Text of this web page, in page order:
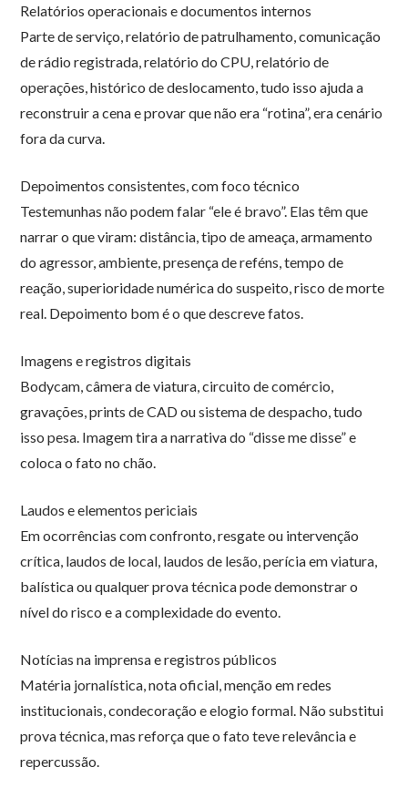
Relatórios operacionais e documentos internos
Parte de serviço, relatório de patrulhamento, comunicação
de rádio registrada, relatório do CPU, relatório de
operações, histórico de deslocamento, tudo isso ajuda a
reconstruir a cena e provar que não era “rotina”, era cenário
fora da curva.
Depoimentos consistentes, com foco técnico
Testemunhas não podem falar “ele é bravo”. Elas têm que
narrar o que viram: distância, tipo de ameaça, armamento
do agressor, ambiente, presença de reféns, tempo de
reação, superioridade numérica do suspeito, risco de morte
real. Depoimento bom é o que descreve fatos.
Imagens e registros digitais
Bodycam, câmera de viatura, circuito de comércio,
gravações, prints de CAD ou sistema de despacho, tudo
isso pesa. Imagem tira a narrativa do “disse me disse” e
coloca o fato no chão.
Laudos e elementos periciais
Em ocorrências com confronto, resgate ou intervenção
crítica, laudos de local, laudos de lesão, perícia em viatura,
balística ou qualquer prova técnica pode demonstrar o
nível do risco e a complexidade do evento.
Notícias na imprensa e registros públicos
Matéria jornalística, nota oficial, menção em redes
institucionais, condecoração e elogio formal. Não substitui
prova técnica, mas reforça que o fato teve relevância e
repercussão.